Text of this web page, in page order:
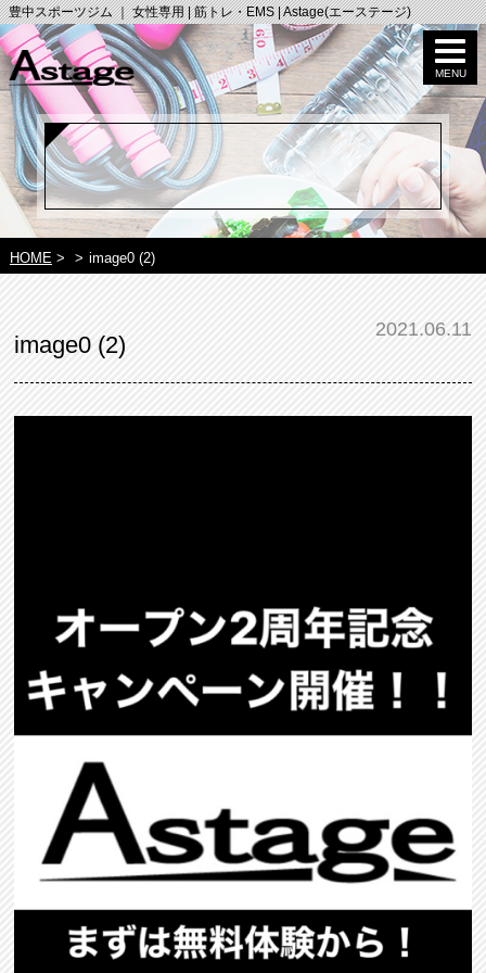
豊中スポーツジム ｜ 女性専用 | 筋トレ・EMS | Astage(エーステージ)
HOME> > image0 (2)
2021.06.11
image0 (2)